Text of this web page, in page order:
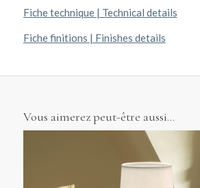
Fiche technique | Technical details
Fiche finitions | Finishes details
Vous aimerez peut-être aussi…